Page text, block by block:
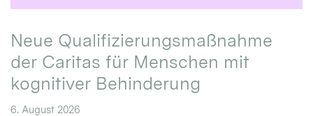
Neue Qualifizierungsmaßnahme
der Caritas für Menschen mit
kognitiver Behinderung
6. August 2026